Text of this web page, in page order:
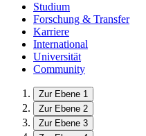
Studium
Forschung & Transfer
Karriere
International
Universität
Community
Zur Ebene 1
Zur Ebene 2
Zur Ebene 3